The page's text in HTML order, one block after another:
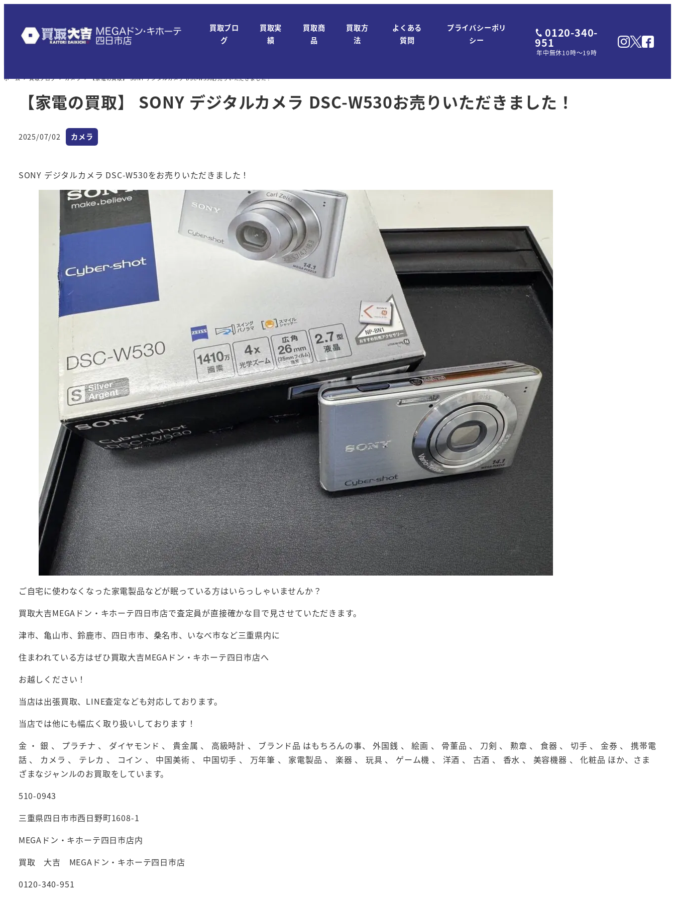
テ
買取ブロ
グ
買取実
績
買取商
品
買取方
法
よくある
質問
プライバシーポリ
シー
0120-340-
951
年中無休10時～19時
ホーム 買取ブログ カメラ 【家電の買取】 SONY デジタルカメラ DSC-W530お売りいただきました！
【家電の買取】 SONY デジタルカメラ DSC-W530お売りいただきました！
投稿日
2025/07/02 カテゴリー
カメラ
SONY デジタルカメラ DSC-W530をお売りいただきました！
ご自宅に使わなくなった家電製品などが眠っている方はいらっしゃいませんか？
買取大吉MEGAドン・キホーテ四日市店で査定員が直接確かな目で見させていただきます。
津市、亀山市、鈴鹿市、四日市市、桑名市、いなべ市など三重県内に
住まわれている方はぜひ買取大吉MEGAドン・キホーテ四日市店へ
お越しください！
当店は出張買取、LINE査定なども対応しております。
当店では他にも幅広く取り扱いしております！
金 ・ 銀 、 プラチナ 、 ダイヤモンド 、 貴金属 、 高級時計 、 ブランド品 はもちろんの事、 外国銭 、 絵画 、 骨董品 、 刀剣 、 勲章 、 食器 、 切手 、 金券 、 携帯電
話 、 カメラ 、 テレカ 、 コイン 、 中国美術 、 中国切手 、 万年筆 、 家電製品 、 楽器 、 玩具 、 ゲーム機 、 洋酒 、 古酒 、 香水 、 美容機器 、 化粧品 ほか、さま
ざまなジャンルのお買取をしています。
510-0943
三重県四日市市西日野町1608-1
MEGAドン・キホーテ四日市店内
買取 大吉 MEGAドン・キホーテ四日市店
0120-340-951